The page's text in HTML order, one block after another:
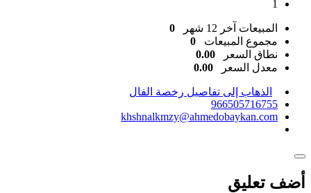
1
المبيعات آخر 12 شهر
0
مجموع المبيعات
0
نطاق السعر
0.00
معدل السعر
0.00
الذهاب إلى تفاصيل رخصة الفال
966505716755
khshnalkmzy@ahmedobaykan.com
أضف تعليق